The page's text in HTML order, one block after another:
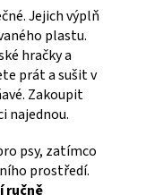
Jejich výplň
plastu.
hračky a
prát a sušit v
Zakoupit
najednou.
psy, zatímco
prostředí.
ručně